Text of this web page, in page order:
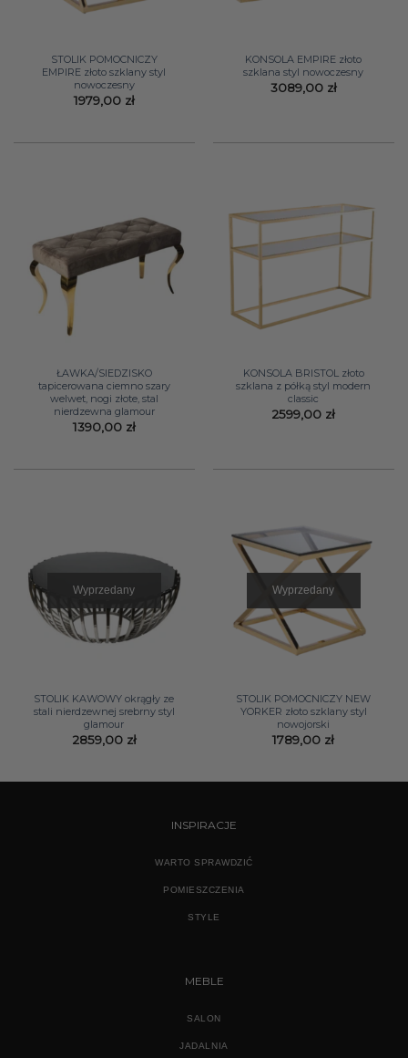
STOLIK POMOCNICZY
EMPIRE złoto szklany styl
nowoczesny
1979,00 zł
KONSOLA EMPIRE złoto
szklana styl nowoczesny
3089,00 zł
ŁAWKA/SIEDZISKO
tapicerowana ciemno szary
welwet, nogi złote, stal
nierdzewna glamour
1390,00 zł
KONSOLA BRISTOL złoto
szklana z półką styl modern
classic
2599,00 zł
Wyprzedany
STOLIK KAWOWY okrągły ze
stali nierdzewnej srebrny styl
glamour
2859,00 zł
Wyprzedany
STOLIK POMOCNICZY NEW
YORKER złoto szklany styl
nowojorski
1789,00 zł
INSPIRACJE
WARTO SPRAWDZIĆ
POMIESZCZENIA
STYLE
MEBLE
SALON
JADALNIA